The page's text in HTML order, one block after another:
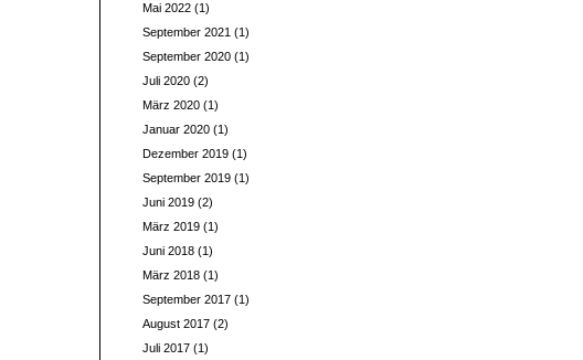
Mai 2022(1)
September 2021 (1)
September 2020(1)
Juli 2020(2)
März 2020(1)
Januar 2020(1)
Dezember 2019(1)
September 2019(1)
Juni 2019(2)
März 2019(1)
Juni 2018(1)
März 2018(1)
September 2017(1)
August 2017(2)
Juli 2017(1)